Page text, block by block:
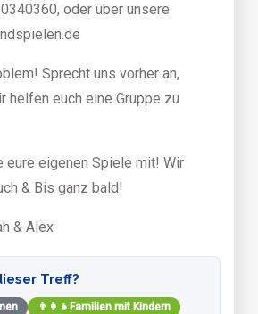
oder über unsere
Sprecht uns vorher an,
helfen euch eine Gruppe zu
eure eigenen Spiele mit! Wir
& Bis ganz bald!
& Alex
Treff?
👨‍👩‍👧 Familien mit Kindern